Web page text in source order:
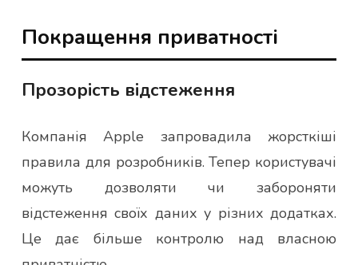
Покращення приватності
Прозорість відстеження
Компанія Apple запровадила жорсткіші
правила для розробників. Тепер користувачі
можуть дозволяти чи забороняти
відстеження своїх даних у різних додатках.
Це дає більше контролю над власною